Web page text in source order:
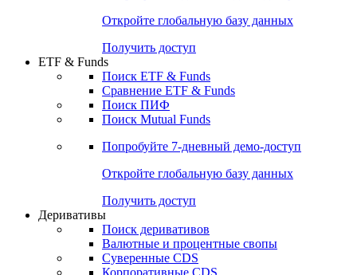
Поиск кредитов
Попробуйте7-дневный
Откройте глобальную базу данных
Получить доступ
ETF & Funds
Сравнение ETF & Funds
Поиск Mutual Funds
Попробуйте7-дневный
Откройте глобальную базу данных
Получить доступ
Деривативы